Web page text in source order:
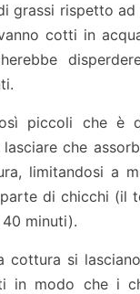
grassi rispetto
cotti in
piccoli che è
che
limitandosi a
di chicchi (il
minuti).
cottura si
in modo che i